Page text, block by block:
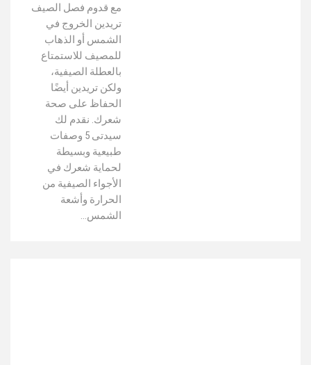
مع قدوم فصل الصيف
تريدين الخروج في
الشمس أو الذهاب
للمصيف للاستمتاع
بالعطلة الصيفية،
ولكن تريدين أيضًا
الحفاظ على صحة
شعرك. نقدم لك
سيدتى 5 وصفات
طبيعية وبسيطة
لحماية شعرك في
الأجواء الصيفية من
الحرارة وأشعة
الشمس…